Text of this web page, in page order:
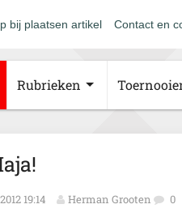
bij plaatsen artikel Contact en
Rubrieken
19:14 Herman Grooten 0